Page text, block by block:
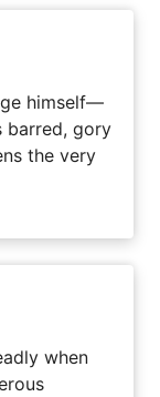
himself—
barred, gory
the very
when